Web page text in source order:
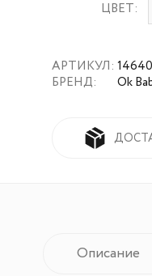
АРТИКУЛ:
БРЕНД:
14640
Ok
ЦВЕТ:
Описание